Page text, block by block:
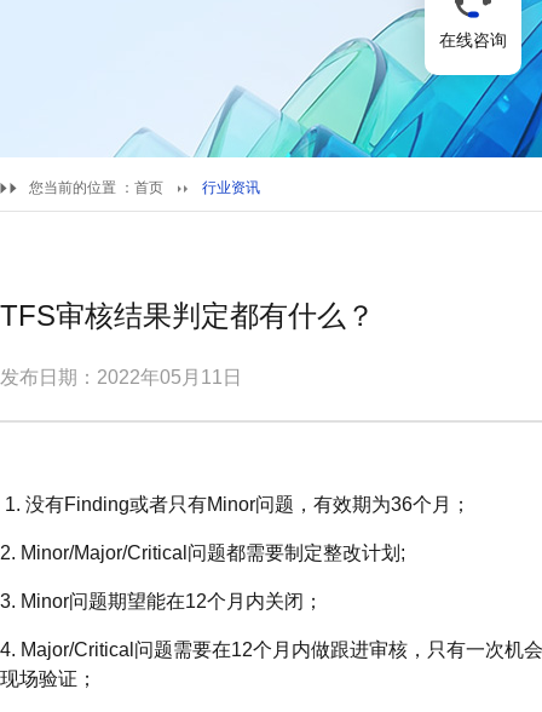
您当前的位置 ： 首页 行业资讯
TFS审核结果判定都有什么？
发布日期：2022年05月11日
1. 没有Finding或者只有Minor问题，有效期为36个月；
2. Minor/Major/Critical问题都需要制定整改计划;
3. Minor问题期望能在12个月内关闭；
4. Major/Critical问题需要在12个月内做跟进审核，只有一次机
现场验证；
在线咨询